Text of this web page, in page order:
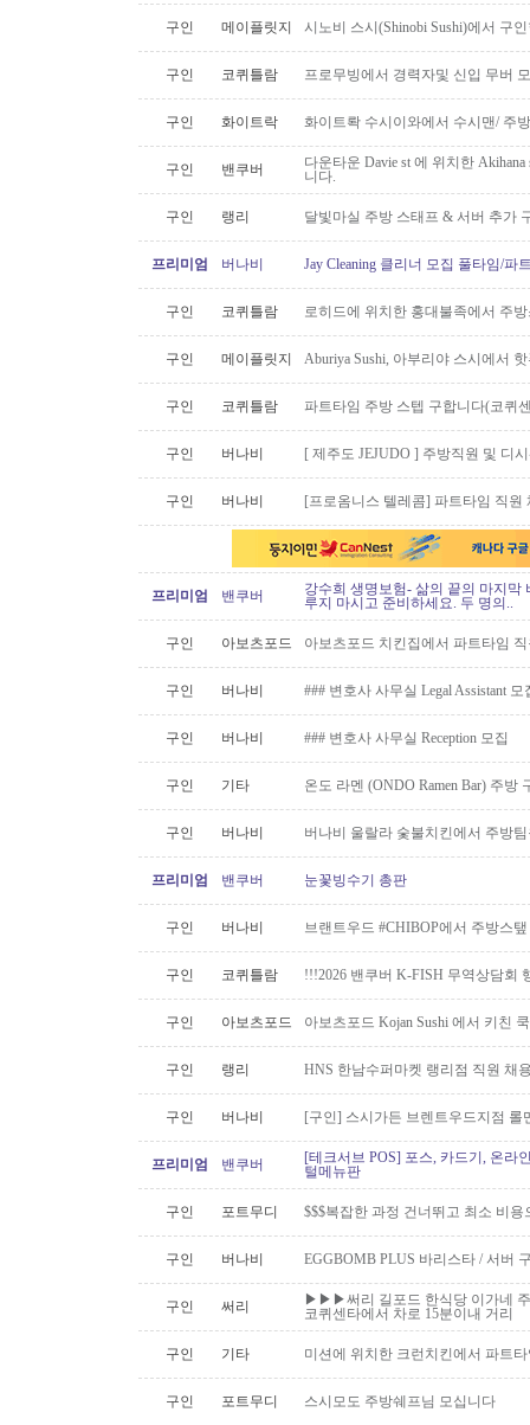
구인 메이플릿지 시노비 스시(Shinobi Sushi)에서 구
구인 코퀴틀람 프로무빙에서 경력자및 신입 무버
구인 화이트락 화이트롹 수시이와에서 수시맨/ 주
구인 밴쿠버
다운타운 Davie st 에 위치한
니다.
구인 랭리 달빛마실 주방 스태프 & 서버 추가
프리미엄 버나비 Jay Cleaning 클리너 모집 풀타임/파
구인 코퀴틀람 로히드에 위치한 홍대불족에서 주
구인 메이플릿지 Aburiya Sushi, 아부리야 스시에서
구인 코퀴틀람 파트타임 주방 스텝 구합니다(코퀴
구인 버나비 [ 제주도 JEJUDO ] 주방직원 및 디
구인 버나비 [프로옴니스 텔레콤] 파트타임 직원
프리미엄 밴쿠버
강수희 생명보험- 삶의 끝의 마지막
루지 마시고 준비하세요. 두 명의..
구인 아보츠포드 아보츠포드 치킨집에서 파트타임
구인 버나비 ### 변호사 사무실 Legal Assistant 모
구인 버나비 ### 변호사 사무실 Reception 모집
구인 기타 온도 라멘 (ONDO Ramen Bar) 주방
구인 버나비 버나비 울랄라 숯불치킨에서 주방
프리미엄 밴쿠버 눈꽃빙수기 총판
구인 버나비 브랜트우드 #CHIBOP에서 주방스
구인 코퀴틀람 !!!2026 밴쿠버 K-FISH 무역상담회
구인 아보츠포드 아보츠포드 Kojan Sushi 에서 키친
구인 랭리 HNS 한남수퍼마켓 랭리점 직원 채
구인 버나비 [구인] 스시가든 브렌트우드지점 롤
프리미엄 밴쿠버
[테크서브 POS] 포스, 카드기, 온라
털메뉴판
구인 포트무디 $$$복잡한 과정 건너뛰고 최소 비
구인 버나비 EGGBOMB PLUS 바리스타 / 서버
구인 써리
▶▶▶써리 길포드 한식당 이가네
코퀴센타에서 차로 15분이내 거리
구인 기타 미션에 위치한 크런치킨에서 파트
구인 포트무디 스시모도 주방쉐프님 모십니다